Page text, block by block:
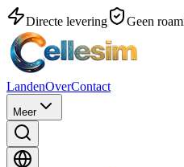
Directe levering Geen
LandenOverContact
Meer